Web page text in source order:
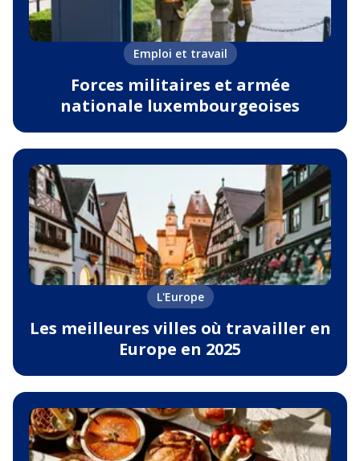
Emploi et travail
Forces militaires et armée
nationale luxembourgeoises
L'Europe
Les meilleures villes où travailler en
Europe en 2025